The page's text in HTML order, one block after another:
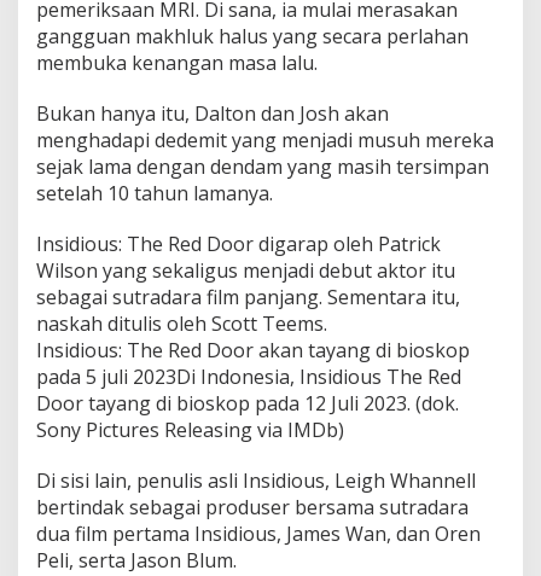
pemeriksaan MRI. Di sana, ia mulai merasakan
gangguan makhluk halus yang secara perlahan
membuka kenangan masa lalu.
Bukan hanya itu, Dalton dan Josh akan
menghadapi dedemit yang menjadi musuh mereka
sejak lama dengan dendam yang masih tersimpan
setelah 10 tahun lamanya.
Insidious: The Red Door digarap oleh Patrick
Wilson yang sekaligus menjadi debut aktor itu
sebagai sutradara film panjang. Sementara itu,
naskah ditulis oleh Scott Teems.
Insidious: The Red Door akan tayang di bioskop
pada 5 juli 2023Di Indonesia, Insidious The Red
Door tayang di bioskop pada 12 Juli 2023. (dok.
Sony Pictures Releasing via IMDb)
Di sisi lain, penulis asli Insidious, Leigh Whannell
bertindak sebagai produser bersama sutradara
dua film pertama Insidious, James Wan, dan Oren
Peli, serta Jason Blum.